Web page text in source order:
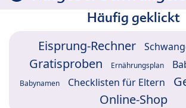
Häufig geklickt
Eisprung-Rechner
Gratisproben Ernährungsplan
Babynamen Checklisten für Eltern
Online-Shop